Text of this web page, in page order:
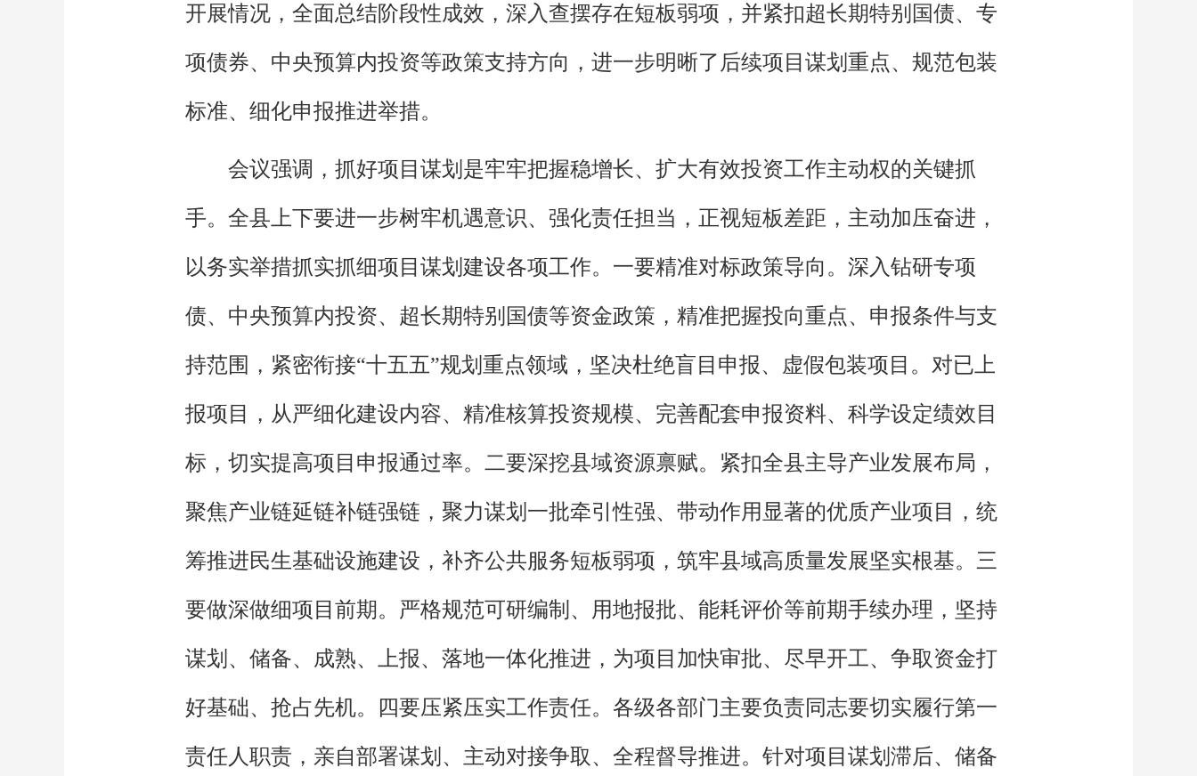
开展情况，全面总结阶段性成效，深入查摆存在短板弱项，并紧扣超长期特别国债、专
项债券、中央预算内投资等政策支持方向，进一步明晰了后续项目谋划重点、规范包装
标准、细化申报推进举措。
会议强调，抓好项目谋划是牢牢把握稳增长、扩大有效投资工作主动权的关键抓
手。全县上下要进一步树牢机遇意识、强化责任担当，正视短板差距，主动加压奋进，
以务实举措抓实抓细项目谋划建设各项工作。一要精准对标政策导向。深入钻研专项
债、中央预算内投资、超长期特别国债等资金政策，精准把握投向重点、申报条件与支
持范围，紧密衔接“十五五”规划重点领域，坚决杜绝盲目申报、虚假包装项目。对已上
报项目，从严细化建设内容、精准核算投资规模、完善配套申报资料、科学设定绩效目
标，切实提高项目申报通过率。二要深挖县域资源禀赋。紧扣全县主导产业发展布局，
聚焦产业链延链补链强链，聚力谋划一批牵引性强、带动作用显著的优质产业项目，统
筹推进民生基础设施建设，补齐公共服务短板弱项，筑牢县域高质量发展坚实根基。三
要做深做细项目前期。严格规范可研编制、用地报批、能耗评价等前期手续办理，坚持
谋划、储备、成熟、上报、落地一体化推进，为项目加快审批、尽早开工、争取资金打
好基础、抢占先机。四要压紧压实工作责任。各级各部门主要负责同志要切实履行第一
责任人职责，亲自部署谋划、主动对接争取、全程督导推进。针对项目谋划滞后、储备